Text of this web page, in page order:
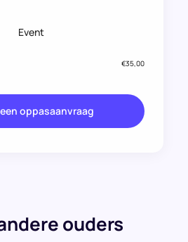
Event
€35,00
oppasaanvraag
ouders